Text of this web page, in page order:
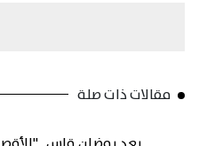
مقالات ذات صلة